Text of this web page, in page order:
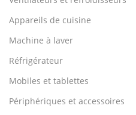
Appareils de cuisine
Machine à laver
Réfrigérateur
Mobiles et tablettes
Périphériques et accessoires